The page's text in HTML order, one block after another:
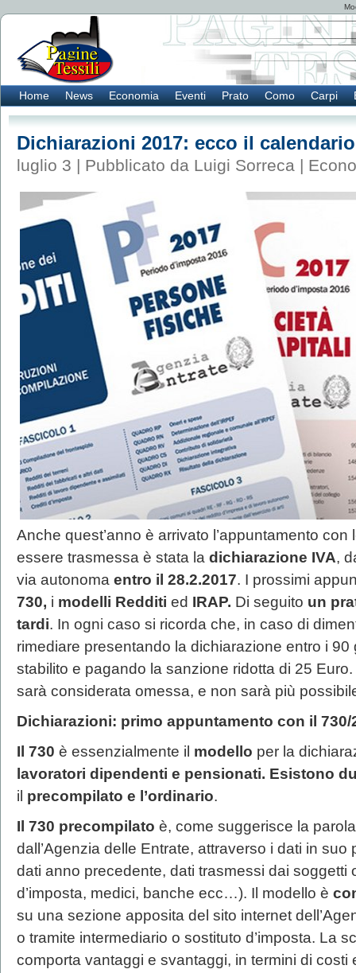
Home News Economia Eventi Prato Como Carpi
Dichiarazioni 2017: ecco il
luglio 3 | Pubblicato da Luigi Sorreca |
Anche quest’anno è arrivato l’appuntamento con
essere trasmessa è stata la dichiarazione IVA,
via autonoma entro il 28.2.2017. I prossimi
730, i modelli Redditi ed IRAP. Di seguito un
tardi. In ogni caso si ricorda che, in caso di
rimediare presentando la dichiarazione entro i
stabilito e pagando la sanzione ridotta di 25
sarà considerata omessa, e non sarà più
Dichiarazioni: primo appuntamento con il 730/
Il 730 è essenzialmente il modello per la
lavoratori dipendenti e pensionati. Esistono
il precompilato e l’ordinario.
Il 730 precompilato è, come suggerisce la
dall’Agenzia delle Entrate, attraverso i dati in
dati anno precedente, dati trasmessi dai soggetti
d’imposta, medici, banche ecc…). Il modello è
su una sezione apposita del sito internet
o tramite intermediario o sostituto d’imposta. La
comporta vantaggi e svantaggi, in termini di